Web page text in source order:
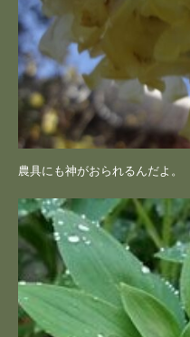
農具にも神がおられるんだよ。